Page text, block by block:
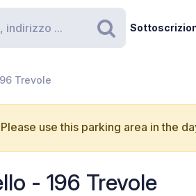
Ricerca
Trevole
Please use this parking area in the
- 196 Trevole